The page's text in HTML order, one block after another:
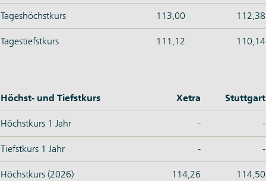
Tageshöchstkurs 113,00 112,38
Tagestiefstkurs 111,12 110,14
Höchst- und Tiefstkurs Xetra Stuttgart
Höchstkurs 1 Jahr - -
Tiefstkurs 1 Jahr - -
Höchstkurs (2026) 114,26 114,50